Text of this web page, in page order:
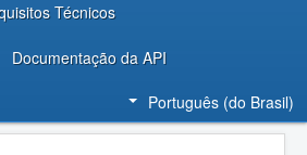
Técnicos
Documentação da API
Português (do Brasil)